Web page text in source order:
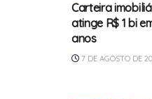
Carteira
atinge R$ 1 bi
anos
7 DE AGOSTO DE